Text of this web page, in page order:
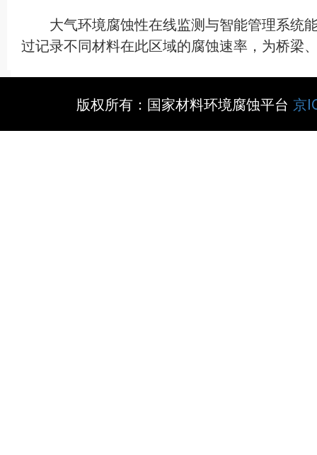
大气环境腐蚀性在线监测与智能管理系统
过记录不同材料在此区域的腐蚀速率，为桥梁
版权所有：国家材料环境腐蚀平台 京